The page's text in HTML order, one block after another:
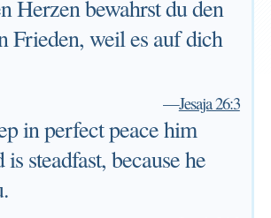
Herzen bewahrst du den
Frieden, weil es auf dich
—Jesaja 26:3
in perfect peace him
steadfast, because he